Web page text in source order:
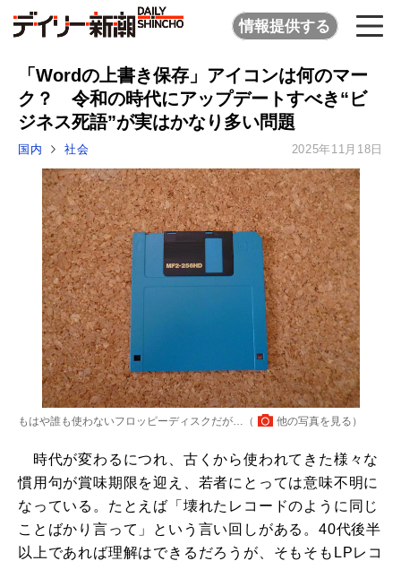
情報提供する
「Wordの上書き保存」アイコンは何のマー
ク？ 令和の時代にアップデートすべき“ビ
ジネス死語”が実はかなり多い問題
国内 社会 2025年11月18日
もはや誰も使わないフロッピーディスクだが…（ 他の写真を見る ）
時代が変わるにつれ、古くから使われてきた様々な
慣用句が賞味期限を迎え、若者にとっては意味不明に
なっている。たとえば「壊れたレコードのように同じ
ことばかり言って」という言い回しがある。40代後半
以上であれば理解はできるだろうが、そもそもLPレコ